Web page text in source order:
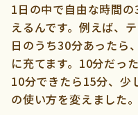
1日の中で自由な時間
えるんです。例えば、
日のうち30分あったら
に充てます。10分だっ
10分できたら15分、少
の使い方を変えました。